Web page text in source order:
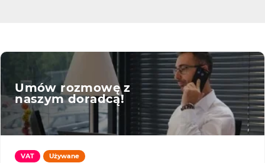
Umów rozmowę z
naszym doradcą!
VAT Używane